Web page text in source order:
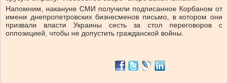
Напомним, накануне СМИ получили подписанное Корбаном от
имени днепропетровских бизнесменов письмо, в котором они
призвали власти Украины сесть за стол переговоров с
оппозицией, чтобы не допустить гражданской войны.